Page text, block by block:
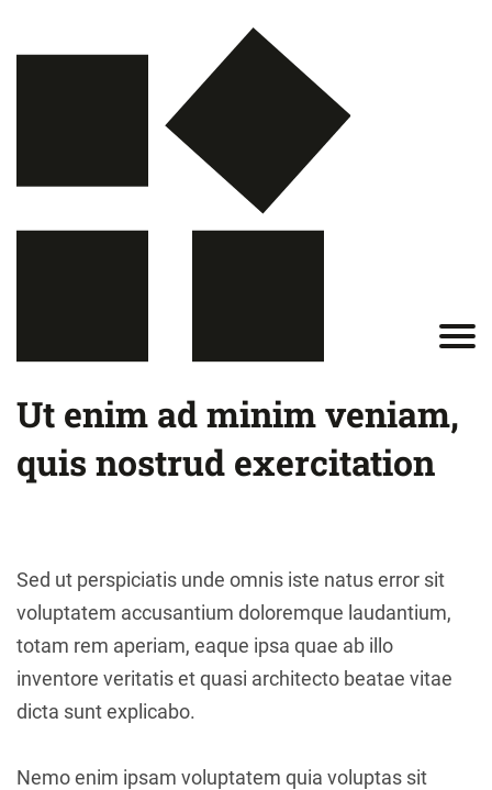
Ut enim ad minim veniam,
quis nostrud exercitation
Sed ut perspiciatis unde omnis iste natus error sit
voluptatem accusantium doloremque laudantium,
totam rem aperiam, eaque ipsa quae ab illo
inventore veritatis et quasi architecto beatae vitae
dicta sunt explicabo.
Nemo enim ipsam voluptatem quia voluptas sit